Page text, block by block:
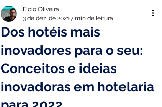
Dos hotéis mais
inovadores para o seu:
Conceitos e ideias
inovadoras em hotelaria
Elcio Oliveira
3 de dez. de 20217 min de leitura